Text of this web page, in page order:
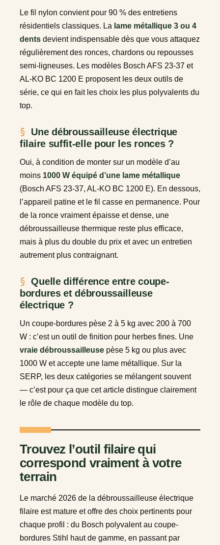
Le fil nylon convient pour 90 % des entretiens
résidentiels classiques. La lame métallique 3 ou 4
dents devient indispensable dès que vous attaquez
régulièrement des ronces, chardons ou repousses
semi-ligneuses. Les modèles Bosch AFS 23-37 et
AL-KO BC 1200 E proposent les deux outils de
série, ce qui en fait les choix les plus polyvalents du
top.
Une débroussailleuse électrique
filaire suffit-elle pour les ronces ?
Oui, à condition de monter sur un modèle d’au
moins 1000 W équipé d’une lame métallique
(Bosch AFS 23-37, AL-KO BC 1200 E). En dessous,
l’appareil patine et le fil casse en permanence. Pour
de la ronce vraiment épaisse et dense, une
débroussailleuse thermique reste plus efficace,
mais à plus du double du prix et avec un entretien
autrement plus contraignant.
Quelle différence entre coupe-
bordures et débroussailleuse
électrique ?
Un coupe-bordures pèse 2 à 5 kg avec 200 à 700
W : c’est un outil de finition pour herbes fines. Une
vraie débroussailleuse pèse 5 kg ou plus avec
1000 W et accepte une lame métallique. Sur la
SERP, les deux catégories se mélangent souvent
— c’est pour ça que cet article distingue clairement
le rôle de chaque modèle du top.
Trouvez l’outil filaire qui
correspond vraiment à votre
terrain
Le marché 2026 de la débroussailleuse électrique
filaire est mature et offre des choix pertinents pour
chaque profil : du Bosch polyvalent au coupe-
bordures Stihl haut de gamme, en passant par